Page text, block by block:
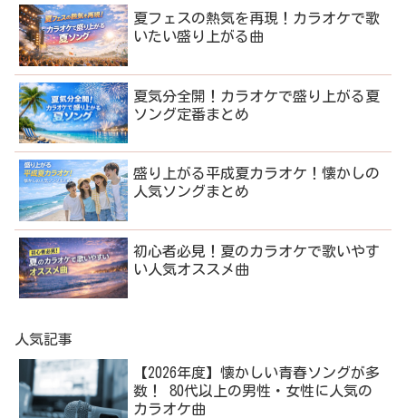
夏フェスの熱気を再現！カラオケで歌
いたい盛り上がる曲
夏気分全開！カラオケで盛り上がる夏
ソング定番まとめ
盛り上がる平成夏カラオケ！懐かしの
人気ソングまとめ
初心者必見！夏のカラオケで歌いやす
い人気オススメ曲
人気記事
【2026年度】懐かしい青春ソングが多
数！ 80代以上の男性・女性に人気の
カラオケ曲